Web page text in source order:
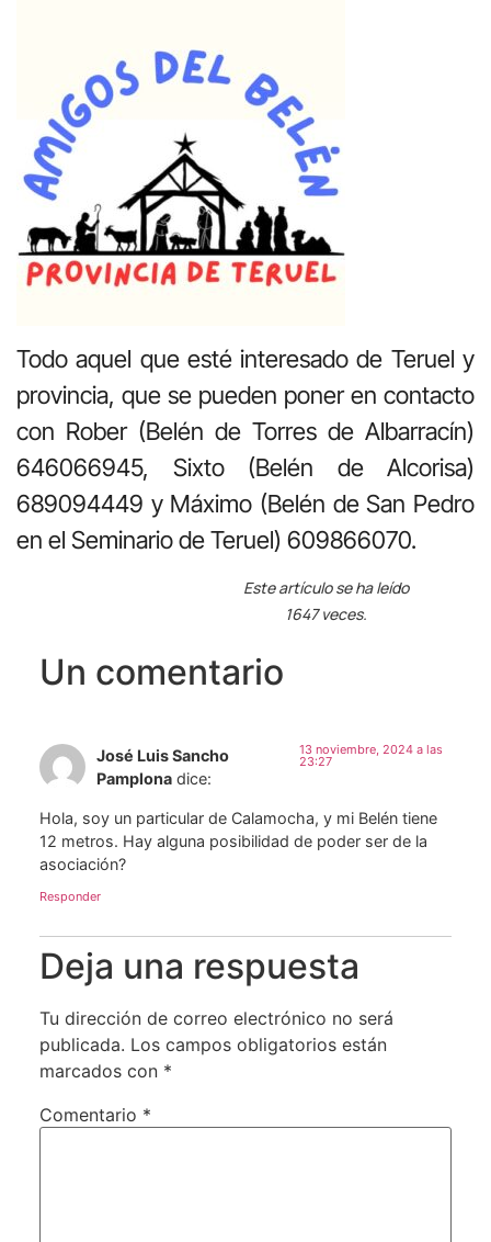
Todo aquel que esté interesado de Teruel y
provincia, que se pueden poner en contacto
con Rober (Belén de Torres de Albarracín)
646066945, Sixto (Belén de Alcorisa)
689094449 y Máximo (Belén de San Pedro
en el Seminario de Teruel) 609866070.
Este artículo se ha leído
1647 veces.
Un comentario
José Luis Sancho
Pamplona dice:
13 noviembre, 2024 a las
23:27
Hola, soy un particular de Calamocha, y mi Belén tiene
12 metros. Hay alguna posibilidad de poder ser de la
asociación?
Responder
Deja una respuesta
Tu dirección de correo electrónico no será
publicada. Los campos obligatorios están
marcados con *
Comentario *